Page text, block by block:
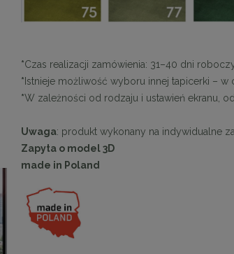
Najniższa cena:
*Czas realizacji zamówienia: 31–40 dni
* Istnieje możliwość wyboru innej tapicerki –
*W zależności od rodzaju i ustawień ekranu,
Uwaga: produkt wykonany na indywidualne
Zapyta o model 3D
made in Poland